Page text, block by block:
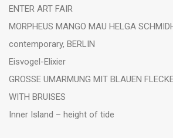
ENTER ART FAIR
MORPHEUS MANGO MAU HELGA
contemporary, BERLIN
Eisvogel-Elixier
GROSSE UMARMUNG MIT BLAUEN
WITH BRUISES
Inner Island – height of tide